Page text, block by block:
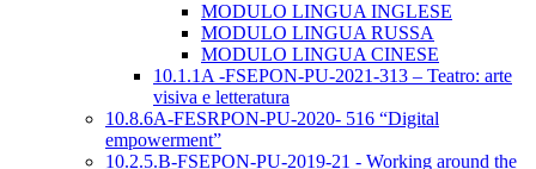
MODULO LINGUA INGLESE
MODULO LINGUA RUSSA
MODULO LINGUA CINESE
10.1.1A -FSEPON-PU-2021-313 – Teatro: arte
visiva e letteratura
10.8.6A-FESRPON-PU-2020- 516 “Digital
empowerment”
10.2.5.B-FSEPON-PU-2019-21 - Working around the